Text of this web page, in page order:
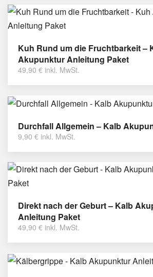
Kuh Rund um die Fruchtbarkeit –
Akupunktur Anleitung Paket
49,90 € inkl. MwSt.
Durchfall Allgemein – Kalb
9,90 € inkl. MwSt.
Direkt nach der Geburt – Kalb
Anleitung Paket
49,90 € inkl. MwSt.